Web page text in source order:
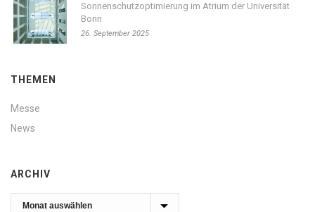
Sonnenschutzoptimierung im Atrium der Universität
Bonn
26. September 2025
THEMEN
Messe
News
ARCHIV